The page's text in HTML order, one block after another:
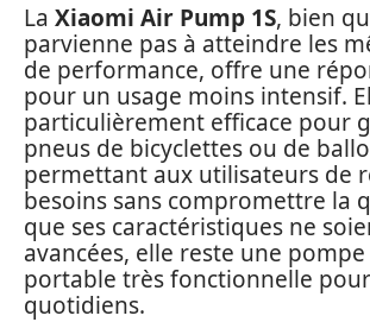
La Xiaomi Air Pump 1S, bien
parvienne pas à atteindre les
de performance, offre une
pour un usage moins intensif.
particulièrement efficace pour
pneus de bicyclettes ou de
permettant aux utilisateurs de
besoins sans compromettre la
que ses caractéristiques ne
avancées, elle reste une
portable très fonctionnelle
quotidiens.